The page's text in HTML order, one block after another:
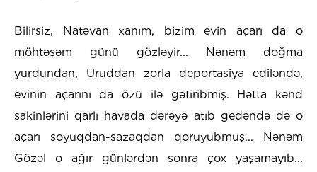
Bilirsiz, Natəvan xanım, bizim evin açarı da o
möhtəşəm günü gözləyir... Nənəm doğma
yurdundan, Uruddan zorla deportasiya ediləndə,
evinin açarını da özü ilə gətiribmiş. Hətta kənd
sakinlərini qarlı havada dərəyə atıb gedəndə də o
açarı soyuqdan-sazaqdan qoruyubmuş... Nənəm
Gözəl o ağır günlərdən sonra çox yaşamayıb...